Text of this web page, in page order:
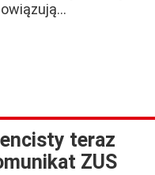
teraz
ZUS